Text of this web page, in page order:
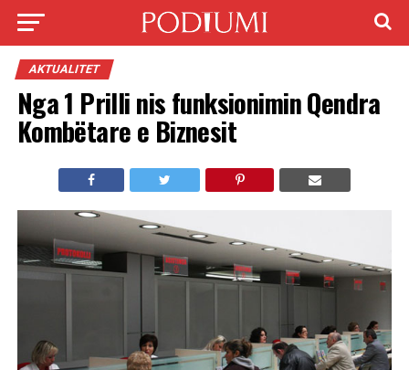
AKTUALITET
Nga 1 Prilli nis funksionimin Qendra
Kombëtare e Biznesit